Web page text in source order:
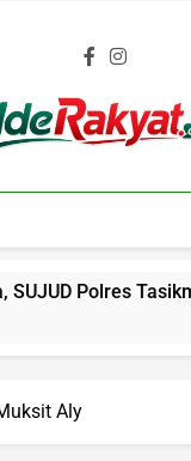
Polres
Aly